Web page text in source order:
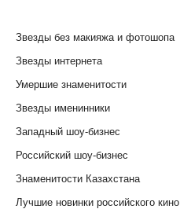
Звезды без макияжа и фотошопа
Звезды интернета
Умершие знаменитости
Звезды именинники
Западный шоу-бизнес
Российский шоу-бизнес
Знаменитости Казахстана
Лучшие новинки российского кино